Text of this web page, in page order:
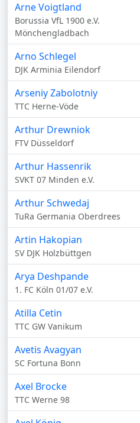
Arne Voigtland
Borussia VfL 1900 e.V.
Mönchengladbach
Arno Schlegel
DJK Arminia Eilendorf
Arseniy Zabolotniy
TTC Herne-Vöde
Arthur Drewniok
FTV Düsseldorf
Arthur Hassenrik
SVKT 07 Minden e.V.
Arthur Schwedaj
TuRa Germania Oberdrees
Artin Hakopian
SV DJK Holzbüttgen
Arya Deshpande
1. FC Köln 01/07 e.V.
Atilla Cetin
TTC GW Vanikum
Avetis Avagyan
SC Fortuna Bonn
Axel Brocke
TTC Werne 98